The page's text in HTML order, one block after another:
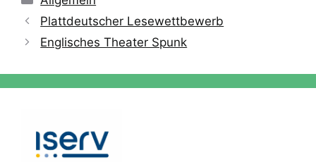
Plattdeutscher Lesewettbewerb
Englisches Theater Spunk